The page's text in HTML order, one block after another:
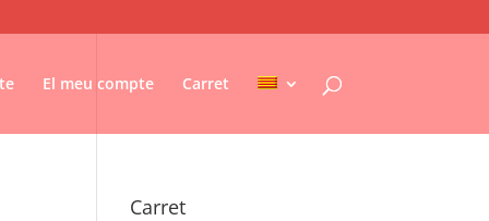
El meu compte Carret
Carret